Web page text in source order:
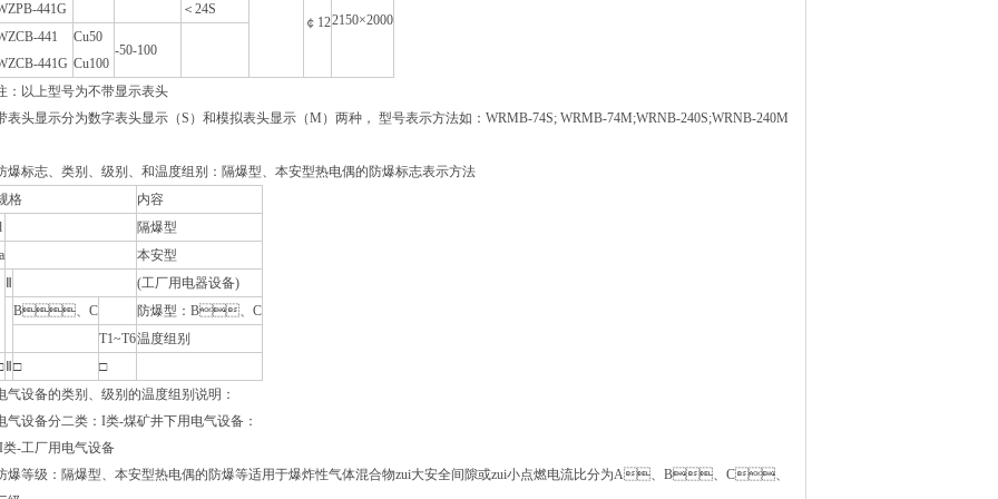
2150×2000
441G
＜24S
￠12
441
441G
Cu50
Cu100
-50-100
：以上型号为不带显示表头
表头显示分为数字表头显示（S）和模拟表头显示（M）两种， 型号表示方法如：WRMB-74S; WRMB-74M;WRNB-240S;WRNB-240M
爆标志、类别、级别、和温度组别：隔爆型、本安型热电偶的防爆标志表示方法
格
内容
隔爆型
本安型
(工厂用电器设备)
B、C
防爆型：B、C
T1~T6温度组别
□
□
气设备的类别、级别的温度组别说明：
气设备分二类：I类-煤矿井下用电气设备：
-工厂用电气设备
爆等级：隔爆型、本安型热电偶的防爆等适用于爆炸性气体混合物zui大安全间隙或zui小点燃电流比分为A、B、C、